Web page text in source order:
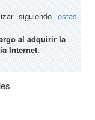
siguiendo estas
al adquirir la
Internet.